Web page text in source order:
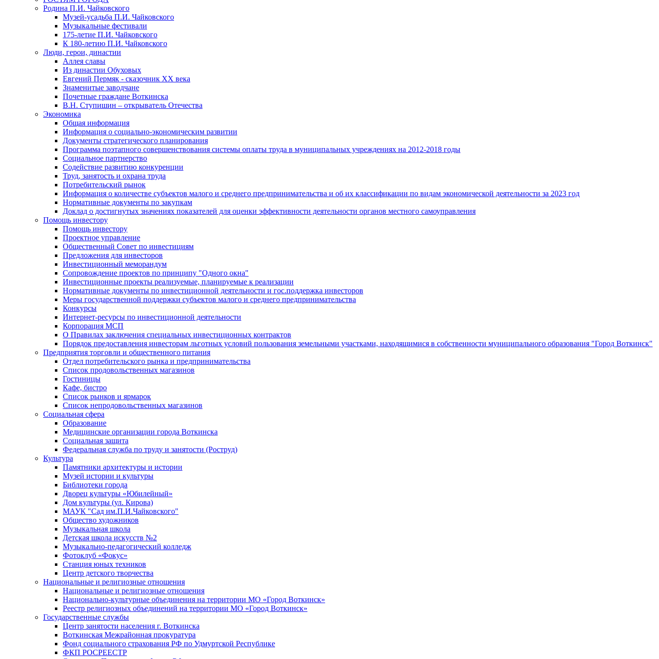
Родина П.И. Чайковского
Музей-усадьба П.И. Чайковского
Музыкальные фестивали
175-летие П.И. Чайковского
К 180-летию П.И. Чайковского
Люди, герои, династии
Аллея славы
Из династии Обуховых
Евгений Пермяк - сказочник XX века
Знаменитые заводчане
Почетные граждане Воткинска
В.Н. Ступишин – открыватель Отечества
Экономика
Общая информация
Информация о социально-экономическим развитии
Документы стратегического планирования
Программа поэтапного совершенствования системы оплаты труда в муниципальных учреждениях на 2012-2018 годы
Социальное партнерство
Содействие развитию конкуренции
Труд, занятость и охрана труда
Потребительский рынок
Информация о количестве субъектов малого и среднего предпринимательства и об их классификации по видам экономической деятельности за 2023 год
Нормативные документы по закупкам
Доклад о достигнутых значениях показателей для оценки эффективности деятельности органов местного самоуправления
Помощь инвестору
Помощь инвестору
Проектное управление
Общественный Совет по инвестициям
Предложения для инвесторов
Инвестиционный меморандум
Сопровождение проектов по принципу "Oдного окна"
Инвестиционные проекты реализуемые, планируемые к реализации
Нормативные документы по инвестиционной деятельности и гос.поддержка инвесторов
Меры государственной поддержки субъектов малого и среднего предпринимательства
Конкурсы
Интернет-ресурсы по инвестиционной деятельности
Корпорация МСП
О Правилах заключения специальных инвестиционных контрактов
Порядок предоставления инвесторам льготных условий пользования земельными участками, находящимися в собственности муниципального образования "Город Воткинск"
Предприятия торговли и общественного питания
Отдел потребительского рынка и предпринимательства
Список продовольственных магазинов
Гостиницы
Кафе, бистро
Cписок рынков и ярмарок
Список непродовольственных магазинов
Социальная сфера
Образование
Медицинские организации города Воткинска
Социальная защита
Федеральная служба по труду и занятости (Роструд)
Культура
Памятники архитектуры и истории
Музей истории и культуры
Библиотеки города
Дворец культуры «Юбилейный»
Дом культуры (ул. Кирова)
МАУК "Сад им.П.И.Чайковского"
Общество художников
Музыкальная школа
Детская школа искусств №2
Музыкально-педагогический колледж
Фотоклуб «Фокус»
Станция юных техников
Центр детского творчества
Национальные и религиозные отношения
Национальные и религиозные отношения
Национально-культурные объединения на территории МО «Город Воткинск»
Реестр религиозных объединений на территории МО «Город Воткинск»
Государственные службы
Центр занятости населения г. Воткинска
Воткинская Межрайонная прокуратура
Фонд социального страхования РФ по Удмуртской Республике
ФКП РОСРЕЕСТР